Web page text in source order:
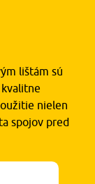
lištám sú
nielen
spojov pred